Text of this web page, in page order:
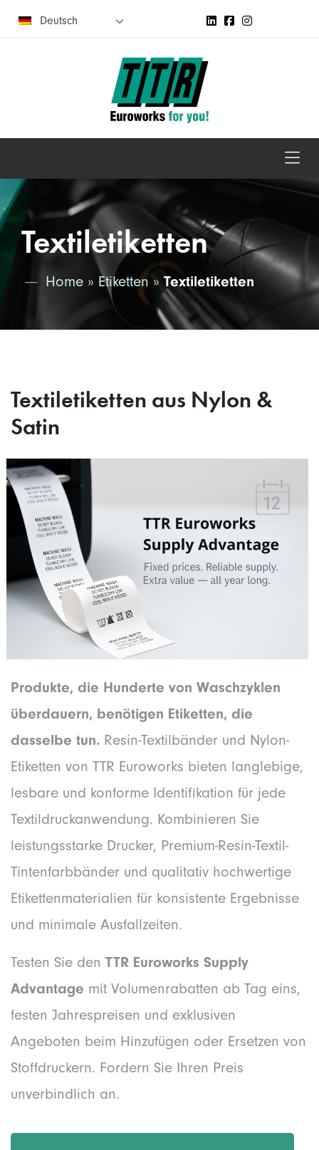
Deutsch
Textiletiketten
Home » Etiketten »Textiletiketten
Textiletiketten aus Nylon &
Satin
Produkte, die Hunderte von Waschzyklen
überdauern, benötigen Etiketten, die
dasselbe tun. Resin-Textilbänder und Nylon-
Etiketten von TTR Euroworks bieten langlebige,
lesbare und konforme Identifikation für jede
Textildruckanwendung. Kombinieren Sie
leistungsstarke Drucker, Premium-Resin-Textil-
Tintenfarbbänder und qualitativ hochwertige
Etikettenmaterialien für konsistente Ergebnisse
und minimale Ausfallzeiten.
Testen Sie den TTR Euroworks Supply
Advantage mit Volumenrabatten ab Tag eins,
festen Jahrespreisen und exklusiven
Angeboten beim Hinzufügen oder Ersetzen von
Stoffdruckern. Fordern Sie Ihren Preis
unverbindlich an.